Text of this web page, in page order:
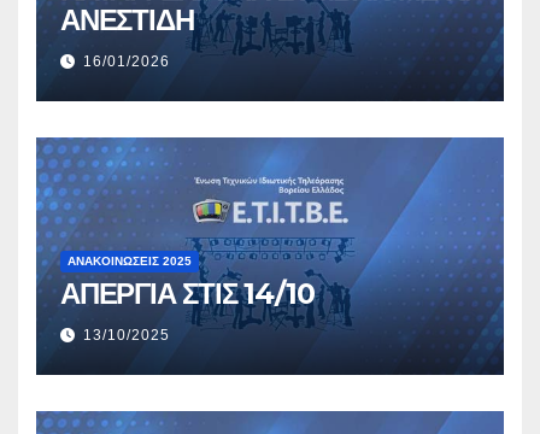
ΑΝΕΣΤΙΔΗ
16/01/2026
ΑΝΑΚΟΙΝΏΣΕΙΣ 2025
ΑΠΕΡΓΙΑ ΣΤΙΣ 14/10
13/10/2025